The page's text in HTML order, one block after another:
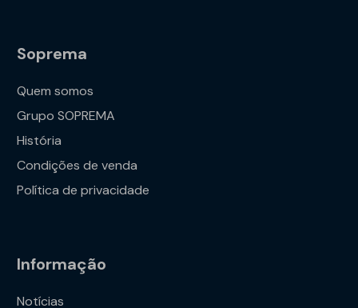
Soprema
Quem somos
Grupo SOPREMA
História
Condições de venda
Política de privacidade
Informação
Notícias